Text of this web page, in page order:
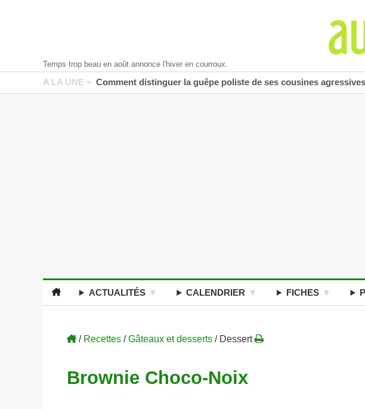
Temps trop beau en août annonce l'hiver en courroux.
A LA UNE » Comment distinguer la guêpe poliste de ses cousines agressives
ACTUALITÉS CALENDRIER FICHES
/ Recettes /Gâteaux et desserts / Dessert
Brownie Choco-Noix